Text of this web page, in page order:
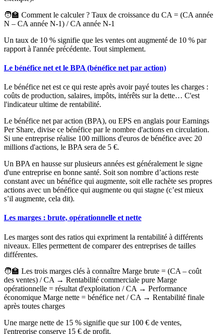
🧑‍🏫 Comment le calculer ? Taux de croissance du CA = (CA année
N – CA année N-1) / CA année N-1
Un taux de 10 % signifie que les ventes ont augmenté de 10 % par
rapport à l'année précédente. Tout simplement.
Le bénéfice net et le BPA (bénéfice net par action)
Le bénéfice net est ce qui reste après avoir payé toutes les charges :
coûts de production, salaires, impôts, intérêts sur la dette… C'est
l'indicateur ultime de rentabilité.
Le bénéfice net par action (BPA), ou EPS en anglais pourEarnings
Per Share, divise ce bénéfice par le nombre d'actions en circulation.
Si une entreprise réalise 100 millions d'euros de bénéfice avec 20
millions d'actions, le BPA sera de 5 €.
Un BPA en hausse sur plusieurs années est généralement le signe
d'une entreprise en bonne santé. Soit son nombre d’actions reste
constant avec un bénéfice qui augmente, soit elle rachète ses propres
actions avec un bénéfice qui augmente ou qui stagne (c’est mieux
s’il augmente, cela dit).
Les marges : brute, opérationnelle et nette
Les marges sont des ratios qui expriment la rentabilité à différents
niveaux. Elles permettent de comparer des entreprises de tailles
différentes.
🧑‍🏫 Les trois marges clés à connaître Marge brute = (CA – coût
des ventes) / CA → Rentabilité commerciale pure Marge
opérationnelle = résultat d'exploitation / CA → Performance
économique Marge nette = bénéfice net / CA → Rentabilité finale
après toutes charges
Une marge nette de 15 % signifie que sur 100 € de ventes,
l'entreprise conserve 15 € de profit.